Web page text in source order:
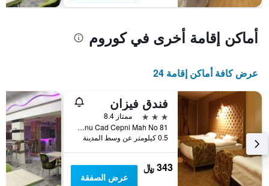
أماكن إقامة أخرى في كوروم
عرض كافة أماكن إقامة 24
فندق فيزان
3 نجوم
ممتاز 8.4
Inonu Cad Cepni Mah No 81, كوروم, تركيا
0.5 كيلومتر عن وسط المدينة
343 ﷼
عرض الصفقة